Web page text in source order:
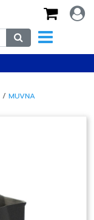
/ MUVNA